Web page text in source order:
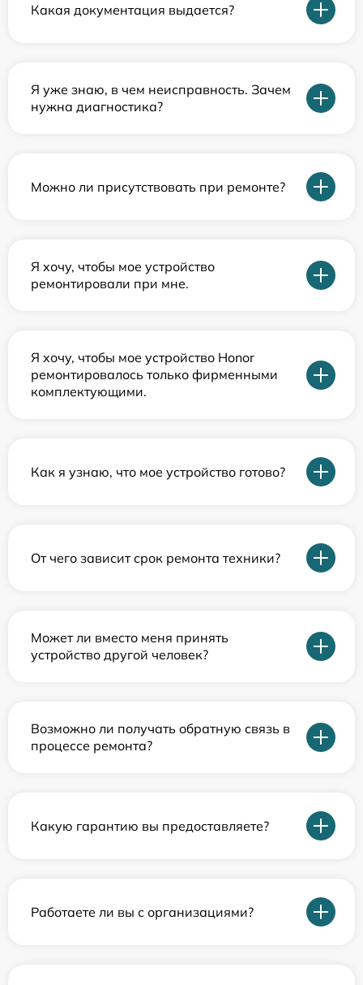
Какая документация выдается?
Я уже знаю, в чем неисправность. Зачем
нужна диагностика?
Можно ли присутствовать при ремонте?
Я хочу, чтобы мое устройство
ремонтировали при мне.
Я хочу, чтобы мое устройство Honor
ремонтировалось только фирменными
комплектующими.
Как я узнаю, что мое устройство готово?
От чего зависит срок ремонта техники?
Может ли вместо меня принять
устройство другой человек?
Возможно ли получать обратную связь в
процессе ремонта?
Какую гарантию вы предоставляете?
Работаете ли вы с организациями?